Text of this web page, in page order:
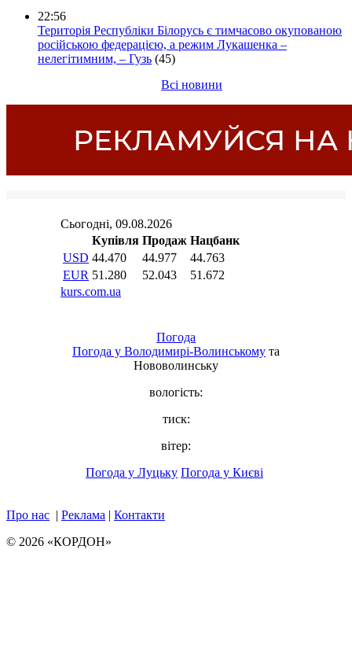
22:56
Територія Республіки Білорусь є тимчасово окупованою
російською федерацією, а режим Лукашенка –
нелегітимним, – Гузь (45)
Всі новини
Погода
Погода у Володимирі-Волинському та
Нововолинську
вологість:
тиск:
вітер:
Погода у Луцьку Погода у Києві
Про нас | Реклама | Контакти
© 2026 «КОРДОН»